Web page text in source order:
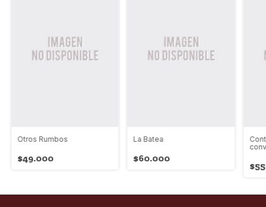
Otros Rumbos
$49.000
La Batea
$60.000